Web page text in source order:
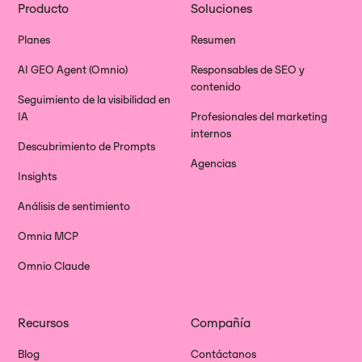
Producto
Planes
AI GEO Agent (Omnio)
Seguimiento de la visibilidad en
IA
Descubrimiento de Prompts
Insights
Análisis de sentimiento
Omnia MCP
Omnio Claude
Soluciones
Resumen
Responsables de SEO y
contenido
Profesionales del marketing
internos
Agencias
Recursos
Blog
Compañía
Contáctanos